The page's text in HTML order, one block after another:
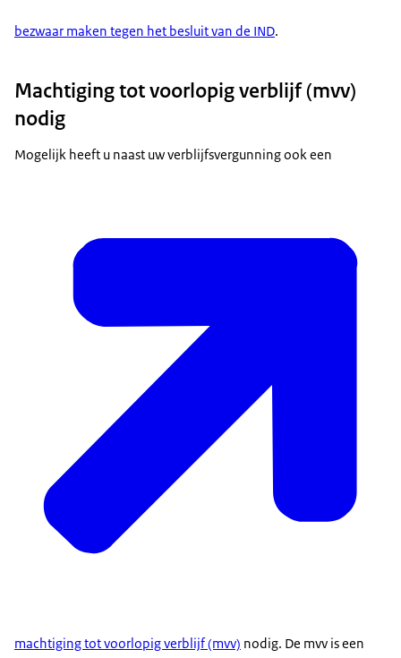
bezwaar maken tegen het besluit van de IND.
Machtiging tot voorlopig verblijf (mvv)
nodig
Mogelijk heeft u naast uw verblijfsvergunning ook een
machtiging tot voorlopig verblijf (mvv) nodig. De mvv is een